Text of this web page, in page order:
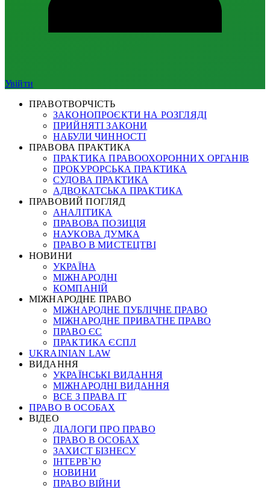
Увійти
ПРАВОТВОРЧІСТЬ
ЗАКОНОПРОЄКТИ НА РОЗГЛЯДІ
ПРИЙНЯТІ ЗАКОНИ
НАБУЛИ ЧИННОСТІ
ПРАВОВА ПРАКТИКА
ПРАКТИКА ПРАВООХОРОННИХ ОРГАНІВ
ПРОКУРОРСЬКА ПРАКТИКА
СУДОВА ПРАКТИКА
АДВОКАТСЬКА ПРАКТИКА
ПРАВОВИЙ ПОГЛЯД
АНАЛІТИКА
ПРАВОВА ПОЗИЦІЯ
НАУКОВА ДУМКА
ПРАВО В МИСТЕЦТВІ
НОВИНИ
УКРАЇНА
МІЖНАРОДНІ
КОМПАНІЙ
МІЖНАРОДНЕ ПРАВО
МІЖНАРОДНЕ ПУБЛІЧНЕ ПРАВО
МІЖНАРОДНЕ ПРИВАТНЕ ПРАВО
ПРАВО ЄС
ПРАКТИКА ЄСПЛ
UKRAINIAN LAW
ВИДАННЯ
УКРАЇНСЬКІ ВИДАННЯ
МІЖНАРОДНІ ВИДАННЯ
ВСЕ З ПРАВА ІТ
ПРАВО В ОСОБАХ
ВІДЕО
ДІАЛОГИ ПРО ПРАВО
ПРАВО В ОСОБАХ
ЗАХИСТ БІЗНЕСУ
ІНТЕРВ`Ю
НОВИНИ
ПРАВО ВІЙНИ